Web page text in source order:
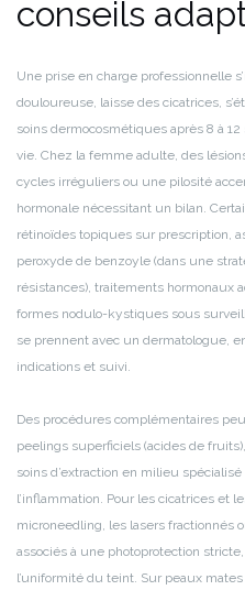
conseils
Une prise en charge professionnelle
douloureuse, laisse des cicatrices,
soins dermocosmétiques après 8 à
vie. Chez la femme adulte, des
cycles irréguliers ou une pilosité
hormonale nécessitant un bilan.
rétinoïdes topiques sur prescription,
peroxyde de benzoyle (dans une
résistances), traitements hormonaux
formes nodulo-kystiques sous
se prennent avec un dermatologue,
indications et suivi.
Des procédures complémentaires
peelings superficiels (acides de
soins d’extraction en milieu
l’inflammation. Pour les cicatrices et
microneedling, les lasers fractionnés
associés à une photoprotection
l’uniformité du teint. Sur peaux